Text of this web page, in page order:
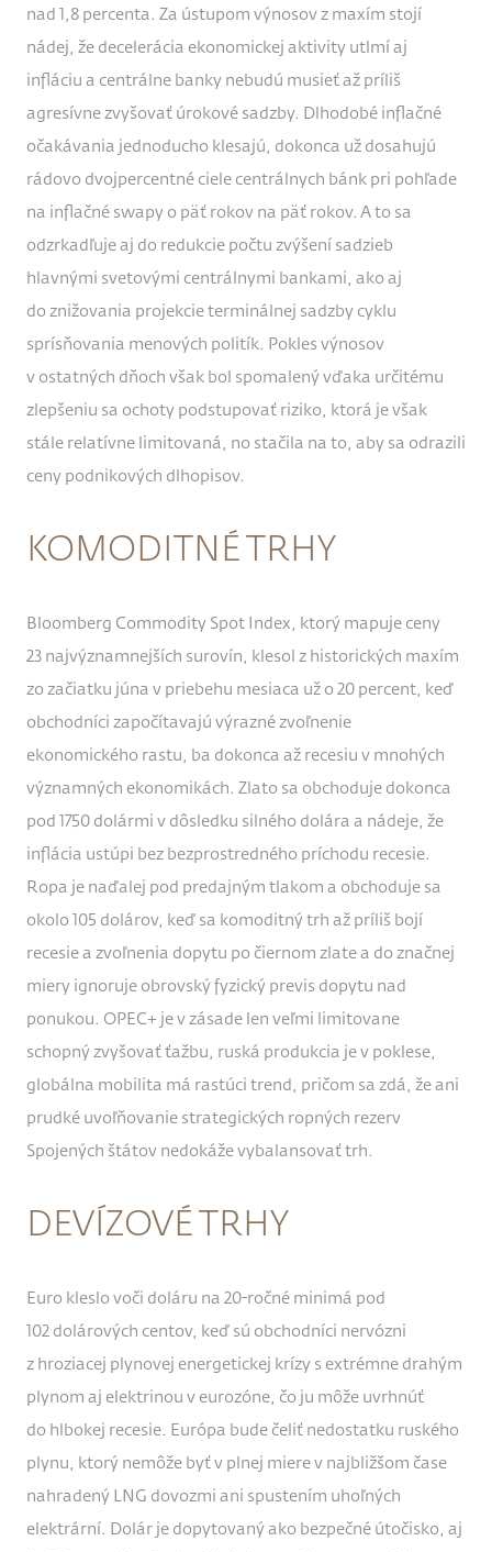
nad 1,8 percenta. Za ústupom výnosov z maxím stojí
nádej, že decelerácia ekonomickej aktivity utlmí aj
infláciu a centrálne banky nebudú musieť až príliš
agresívne zvyšovať úrokové sadzby. Dlhodobé inflačné
očakávania jednoducho klesajú, dokonca už dosahujú
rádovo dvojpercentné ciele centrálnych bánk pri pohľade
na inflačné swapy o päť rokov na päť rokov. A to sa
odzrkadľuje aj do redukcie počtu zvýšení sadzieb
hlavnými svetovými centrálnymi bankami, ako aj
do znižovania projekcie terminálnej sadzby cyklu
sprísňovania menových politík. Pokles výnosov
v ostatných dňoch však bol spomalený vďaka určitému
zlepšeniu sa ochoty podstupovať riziko, ktorá je však
stále relatívne limitovaná, no stačila na to, aby sa odrazili
ceny podnikových dlhopisov.
KOMODITNÉ TRHY
Bloomberg Commodity Spot Index, ktorý mapuje ceny
23 najvýznamnejších surovín, klesol z historických maxím
zo začiatku júna v priebehu mesiaca už o 20 percent, keď
obchodníci započítavajú výrazné zvoľnenie
ekonomického rastu, ba dokonca až recesiu v mnohých
významných ekonomikách. Zlato sa obchoduje dokonca
pod 1750 dolármi v dôsledku silného dolára a nádeje, že
inflácia ustúpi bez bezprostredného príchodu recesie.
Ropa je naďalej pod predajným tlakom a obchoduje sa
okolo 105 dolárov, keď sa komoditný trh až príliš bojí
recesie a zvoľnenia dopytu po čiernom zlate a do značnej
miery ignoruje obrovský fyzický previs dopytu nad
ponukou. OPEC+ je v zásade len veľmi limitovane
schopný zvyšovať ťažbu, ruská produkcia je v poklese,
globálna mobilita má rastúci trend, pričom sa zdá, že ani
prudké uvoľňovanie strategických ropných rezerv
Spojených štátov nedokáže vybalansovať trh.
DEVÍZOVÉ TRHY
Euro kleslo voči doláru na 20-ročné minimá pod
102 dolárových centov, keď sú obchodníci nervózni
z hroziacej plynovej energetickej krízy s extrémne drahým
plynom aj elektrinou v eurozóne, čo ju môže uvrhnúť
do hlbokej recesie. Európa bude čeliť nedostatku ruského
plynu, ktorý nemôže byť v plnej miere v najbližšom čase
nahradený LNG dovozmi ani spustením uhoľných
elektrární. Dolár je dopytovaný ako bezpečné útočisko, aj